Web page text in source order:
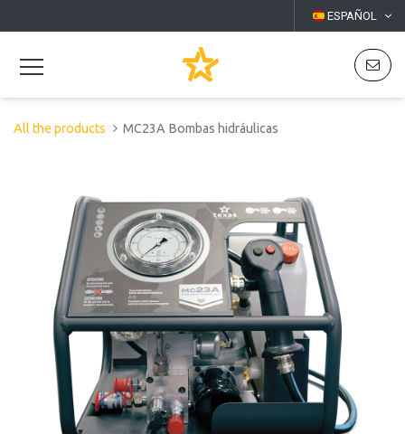
ESPAÑOL
All the products MC23A Bombas hidráulicas